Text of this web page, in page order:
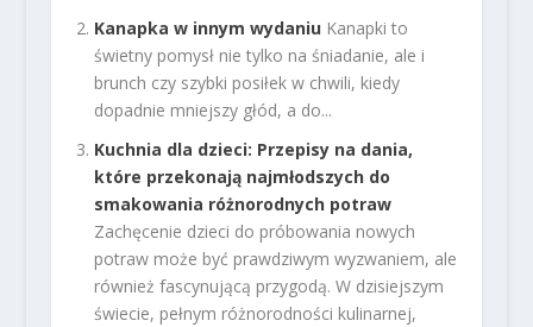
Kanapka w innym wydaniu Kanapki to
świetny pomysł nie tylko na śniadanie, ale i
brunch czy szybki posiłek w chwili, kiedy
dopadnie mniejszy głód, a do...
Kuchnia dla dzieci: Przepisy na dania,
które przekonają najmłodszych do
smakowania różnorodnych potraw
Zachęcenie dzieci do próbowania nowych
potraw może być prawdziwym wyzwaniem, ale
również fascynującą przygodą. W dzisiejszym
świecie, pełnym różnorodności kulinarnej,